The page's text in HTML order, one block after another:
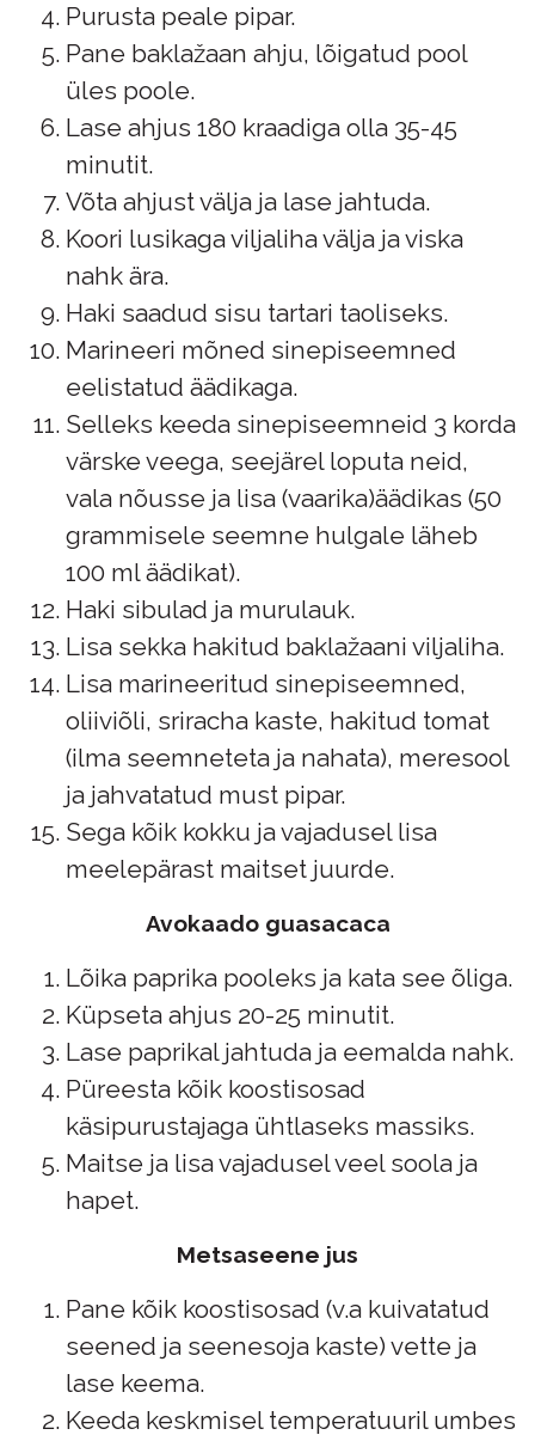
Purusta peale pipar.
Pane baklažaan ahju, lõigatud pool
üles poole.
Lase ahjus 180 kraadiga olla 35-45
minutit.
Võta ahjust välja ja lase jahtuda.
Koori lusikaga viljaliha välja ja viska
nahk ära.
Haki saadud sisu tartari taoliseks.
Marineeri mõned sinepiseemned
eelistatud äädikaga.
Selleks keeda sinepiseemneid 3 korda
värske veega, seejärel loputa neid,
vala nõusse ja lisa (vaarika)äädikas (50
grammisele seemne hulgale läheb
100 ml äädikat).
Haki sibulad ja murulauk.
Lisa sekka hakitud baklažaani viljaliha.
Lisa marineeritud sinepiseemned,
oliiviõli, sriracha kaste, hakitud tomat
(ilma seemneteta ja nahata), meresool
ja jahvatatud must pipar.
Sega kõik kokku ja vajadusel lisa
meelepärast maitset juurde.
Avokaado guasacaca
Lõika paprika pooleks ja kata see õliga.
Küpseta ahjus 20-25 minutit.
Lase paprikal jahtuda ja eemalda nahk.
Püreesta kõik koostisosad
käsipurustajaga ühtlaseks massiks.
Maitse ja lisa vajadusel veel soola ja
hapet.
Metsaseene jus
Pane kõik koostisosad (v.a kuivatatud
seened ja seenesoja kaste) vette ja
lase keema.
Keeda keskmisel temperatuuril umbes